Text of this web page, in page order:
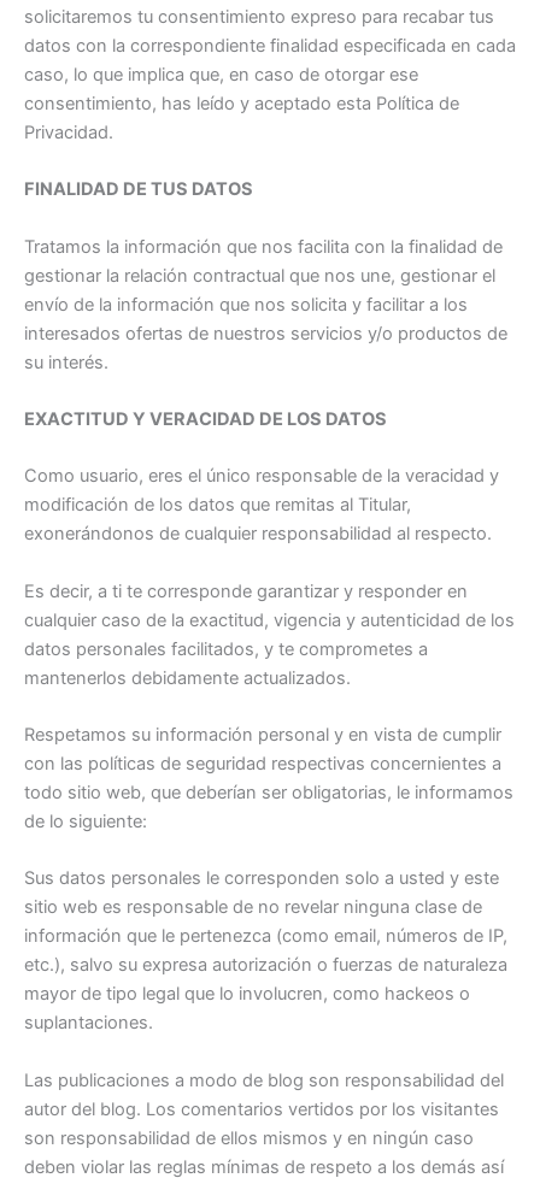
solicitaremos tu consentimiento expreso para recabar tus
datos con la correspondiente finalidad especificada en cada
caso, lo que implica que, en caso de otorgar ese
consentimiento, has leído y aceptado esta Política de
Privacidad.
FINALIDAD DE TUS DATOS
Tratamos la información que nos facilita con la finalidad de
gestionar la relación contractual que nos une, gestionar el
envío de la información que nos solicita y facilitar a los
interesados ofertas de nuestros servicios y/o productos de
su interés.
EXACTITUD Y VERACIDAD DE LOS DATOS
Como usuario, eres el único responsable de la veracidad y
modificación de los datos que remitas al Titular,
exonerándonos de cualquier responsabilidad al respecto.
Es decir, a ti te corresponde garantizar y responder en
cualquier caso de la exactitud, vigencia y autenticidad de los
datos personales facilitados, y te comprometes a
mantenerlos debidamente actualizados.
Respetamos su información personal y en vista de cumplir
con las políticas de seguridad respectivas concernientes a
todo sitio web, que deberían ser obligatorias, le informamos
de lo siguiente:
Sus datos personales le corresponden solo a usted y este
sitio web es responsable de no revelar ninguna clase de
información que le pertenezca (como email, números de IP,
etc.), salvo su expresa autorización o fuerzas de naturaleza
mayor de tipo legal que lo involucren, como hackeos o
suplantaciones.
Las publicaciones a modo de blog son responsabilidad del
autor del blog. Los comentarios vertidos por los visitantes
son responsabilidad de ellos mismos y en ningún caso
deben violar las reglas mínimas de respeto a los demás así